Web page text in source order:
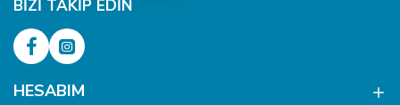
BIZI TAKIP EDIN
HESABIM